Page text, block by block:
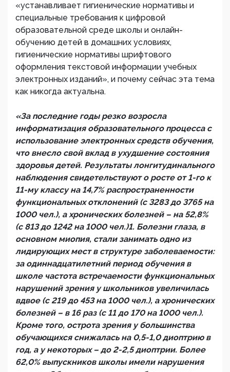
«устанавливает гигиенические нормативы и
специальные требования к цифровой
образовательной среде школы и онлайн-
обучению детей в домашних условиях,
гигиенические нормативы шрифтового
оформления текстовой информации учебных
электронных изданий», и почему сейчас эта тема
как никогда актуальна.
«За последние годы резко возросла
информатизация образовательного процесса с
использование электронных средств обучения,
что внесло свой вклад в ухудшение состояния
здоровья детей. Результаты лонгитудинального
наблюдения свидетельствуют о росте от 1-го к
11-му классу на 14,7% распространенности
функциональных отклонений (с 3283 до 3765 на
1000 чел.), а хронических болезней – на 52,8%
(с 813 до 1242 на 1000 чел.)1. Болезни глаза, в
основном миопия, стали занимать одно из
лидирующих мест в структуре заболеваемости:
за одиннадцатилетний период обучения в
школе частота встречаемости функциональных
нарушений зрения у школьников увеличилась
вдвое (с 219 до 453 на 1000 чел.), а хронических
болезней – в 16 раз (с 11 до 170 на 1000 чел.).
Кроме того, острота зрения у большинства
обучающихся снижалась на 0,5-1,0 диоптрию в
год, а у некоторых – до 2-2,5 диоптрии. Более
62,0% выпускников школы имели нарушения